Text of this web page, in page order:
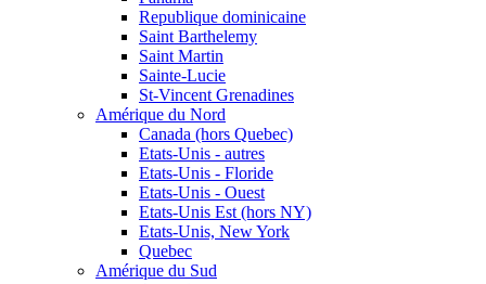
Republique dominicaine
Saint Barthelemy
Saint Martin
Sainte-Lucie
St-Vincent Grenadines
Amérique du Nord
Canada (hors Quebec)
Etats-Unis - autres
Etats-Unis - Floride
Etats-Unis - Ouest
Etats-Unis Est (hors NY)
Etats-Unis, New York
Quebec
Amérique du Sud